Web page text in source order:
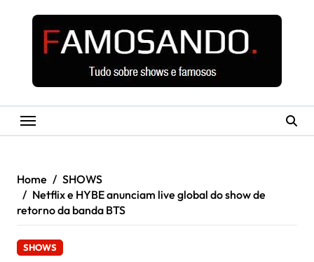
Home
SHOWS
Netflix e HYBE anunciam live global do show de
retorno da banda BTS
SHOWS